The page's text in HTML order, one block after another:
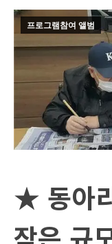
프로그램참여 앨범
★ 동아